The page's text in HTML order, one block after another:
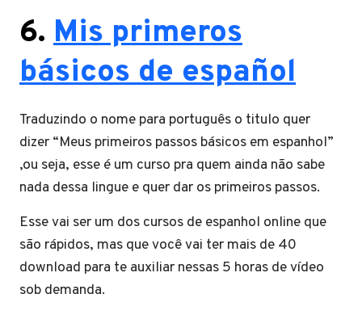
6. Mis primeros
básicos de español
Traduzindo o nome para português o titulo quer
dizer “Meus primeiros passos básicos em espanhol”
,ou seja, esse é um curso pra quem ainda não sabe
nada dessa lingue e quer dar os primeiros passos.
Esse vai ser um dos cursos de espanhol online que
são rápidos, mas que você vai ter mais de 40
download para te auxiliar nessas 5 horas de vídeo
sob demanda.